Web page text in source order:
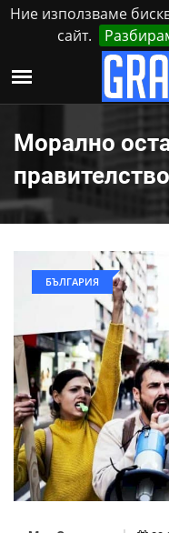
Ние използваме
сайт.
Неделя, 9
Морално
БЪЛГАРИЯ